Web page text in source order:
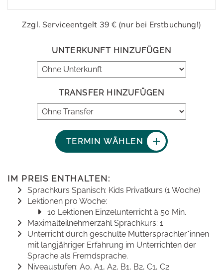
Zzgl. Serviceentgelt 39 € (nur bei Erstbuchung!)
UNTERKUNFT HINZUFÜGEN
TRANSFER HINZUFÜGEN
TERMIN WÄHLEN
IM PREIS ENTHALTEN:
Sprachkurs Spanisch: Kids Privatkurs (1 Woche)
Lektionen pro Woche:
10 Lektionen Einzelunterricht à 50 Min.
Maximalteilnehmerzahl Sprachkurs: 1
Unterricht durch geschulte Muttersprachler*innen
mit langjähriger Erfahrung im Unterrichten der
Sprache als Fremdsprache.
Niveaustufen: A0, A1, A2, B1, B2, C1, C2